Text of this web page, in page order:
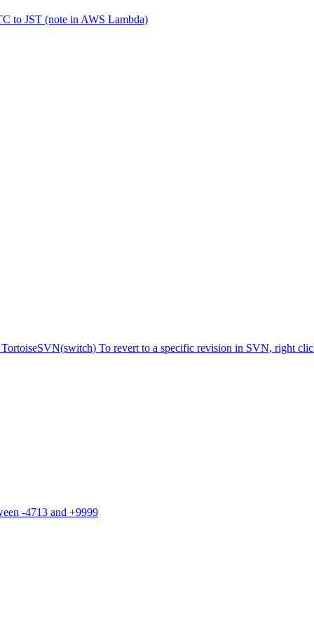
to JST (note in AWS Lambda)
To revert to a specific revision in SVN, right
-4713 and +9999